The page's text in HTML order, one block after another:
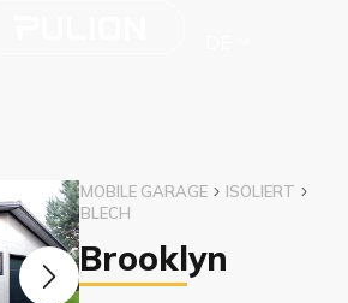
MOBILE GARAGE
ISOLIERT
BLECH
Brooklyn